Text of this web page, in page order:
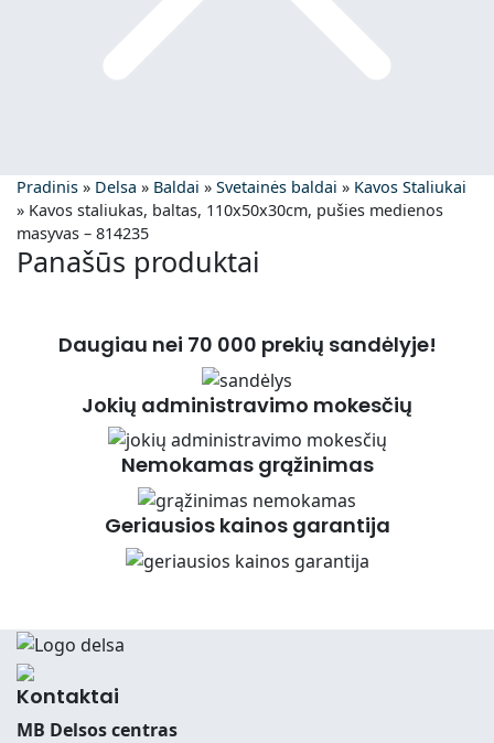
Pradinis » Delsa » Baldai » Svetainės baldai » Kavos Staliukai
» Kavos staliukas, baltas, 110x50x30cm, pušies medienos
masyvas – 814235
Panašūs produktai
Daugiau nei 70 000 prekių sandėlyje!
Jokių administravimo mokesčių
Nemokamas grąžinimas
Geriausios kainos garantija
Kontaktai
MB Delsos centras